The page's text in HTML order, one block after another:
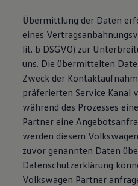
Übermittlung der Daten
eines
lit. b DSGVO) zur
uns. Die übermittelten
Zweck der
präferierten Service Kanal
während des Prozesses
Partner eine
werden diesem
zuvor genannten Daten
Datenschutzerklärung
Volkswagen Partner